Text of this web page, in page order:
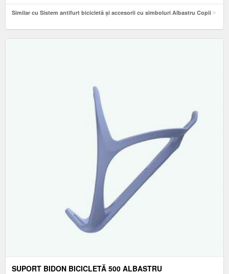
Similar cu Sistem antifurt bicicletă și accesorii cu simboluri Albastru Copii
SUPORT BIDON BICICLETĂ 500 ALBASTRU